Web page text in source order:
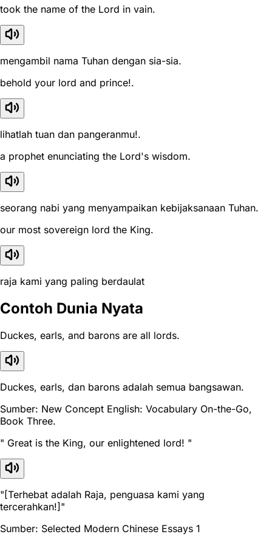
took the name of the Lord in vain.
mengambil nama Tuhan dengan sia-sia.
behold your lord and prince!.
lihatlah tuan dan pangeranmu!.
a prophet enunciating the Lord's wisdom.
seorang nabi yang menyampaikan kebijaksanaan Tuhan.
our most sovereign lord the King.
raja kami yang paling berdaulat
Contoh Dunia Nyata
Duckes, earls, and barons are all lords.
Duckes, earls, dan barons adalah semua bangsawan.
Sumber: New Concept English: Vocabulary On-the-Go,
Book Three.
" Great is the King, our enlightened lord! "
"[Terhebat adalah Raja, penguasa kami yang
tercerahkan!]"
Sumber: Selected Modern Chinese Essays 1